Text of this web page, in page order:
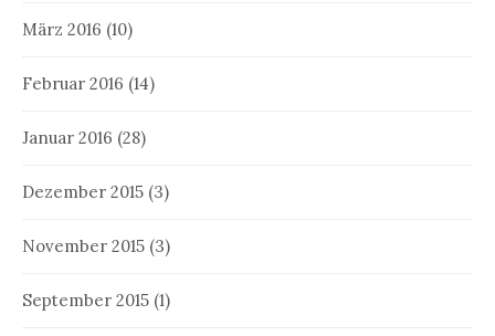
März 2016 (10)
Februar 2016 (14)
Januar 2016 (28)
Dezember 2015 (3)
November 2015 (3)
September 2015 (1)